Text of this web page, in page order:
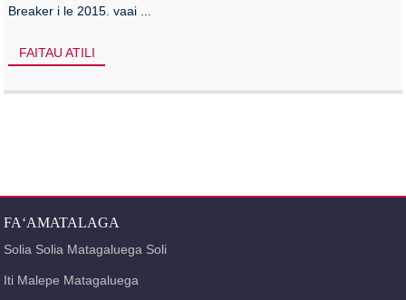
Breaker i le 2015. vaai ...
FAITAU ATILI
FAʻAMATALAGA
Solia Solia Matagaluega Soli
Iti Malepe Matagaluega